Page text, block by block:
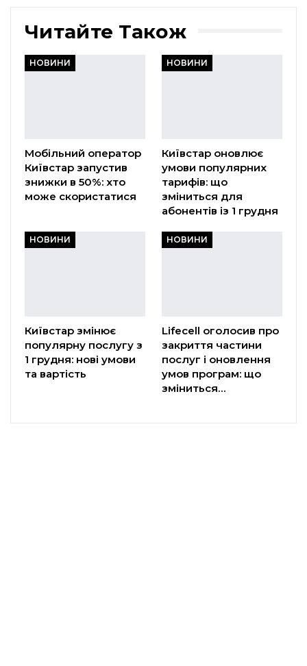
Читайте Також
НОВИНИ
Мобільний оператор
Київстар запустив
знижки в 50%: хто
може скористатися
НОВИНИ
Київстар оновлює
умови популярних
тарифів: що
зміниться для
абонентів із 1 грудня
НОВИНИ
Київстар змінює
популярну послугу з
1 грудня: нові умови
та вартість
НОВИНИ
Lifecell оголосив про
закриття частини
послуг і оновлення
умов програм: що
зміниться…